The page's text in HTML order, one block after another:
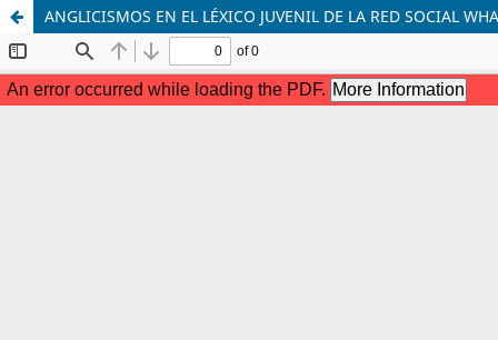
ANGLICISMOS EN EL LÉXICO JUVENIL DE LA RED SOCIAL